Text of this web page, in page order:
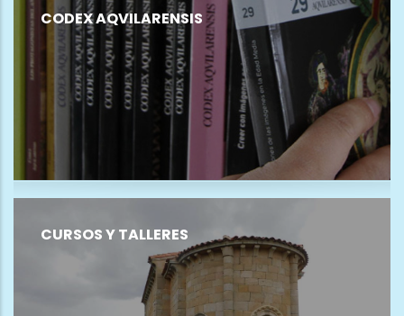
CODEX AQVILARENSIS
CURSOS Y TALLERES